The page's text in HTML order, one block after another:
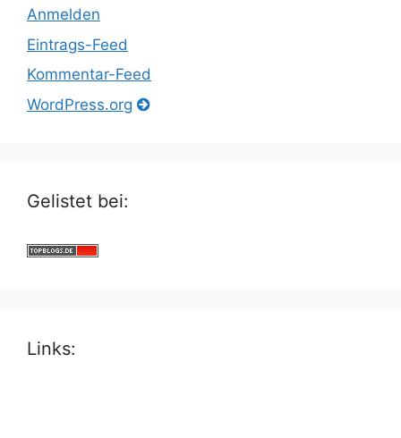
Anmelden
Eintrags-Feed
Kommentar-Feed
WordPress.org
Gelistet bei:
Links: